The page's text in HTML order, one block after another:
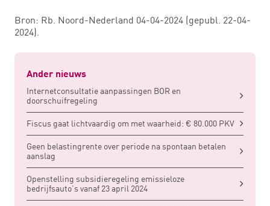
Bron: Rb. Noord-Nederland 04-04-2024 (gepubl. 22-04-
2024).
Ander nieuws
Internetconsultatie aanpassingen BOR en
doorschuifregeling
Fiscus gaat lichtvaardig om met waarheid: € 80.000 PKV
Geen belastingrente over periode na spontaan betalen
aanslag
Openstelling subsidieregeling emissieloze
bedrijfsauto’s vanaf 23 april 2024